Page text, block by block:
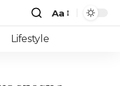
Aa
Lifestyle